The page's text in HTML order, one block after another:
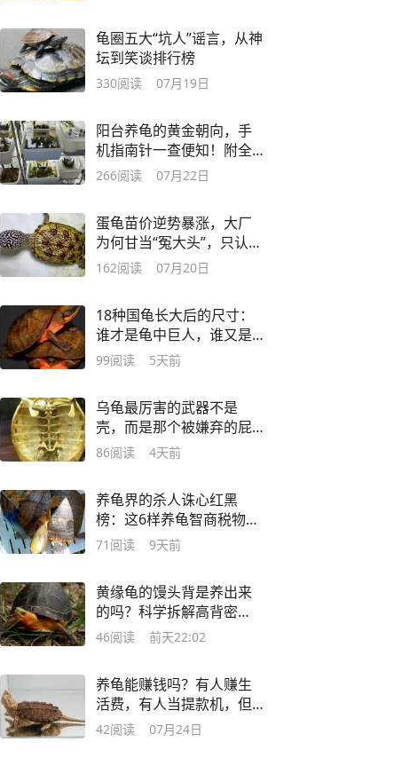
龟圈五大“坑人”谣言，从神
坛到笑谈排行榜
330阅读 07月19日
阳台养龟的黄金朝向，手
机指南针一查便知！附全
年光照攻略
266阅读 07月22日
蛋龟苗价逆势暴涨，大厂
为何甘当“冤大头”，只认龟
苗？
162阅读 07月20日
18种国龟长大后的尺寸：
谁才是龟中巨人，谁又是
长不大的童颜大佬
99阅读 5天前
乌龟最厉害的武器不是
壳，而是那个被嫌弃的屁
股，你敢信？
86阅读 4天前
养龟界的杀人诛心红黑
榜：这6样养龟智商税物
品，没有一个排到夯
71 阅读 9天前
黄缘龟的馒头背是养出来
的吗？科学拆解高背密
码，别再交智商税了
46阅读 前天22:02
养龟能赚钱吗？有人赚生
活费，有人当提款机，但
前提只有4个字
42阅读 07月24日